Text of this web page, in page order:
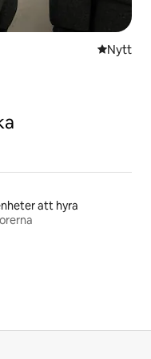
NyttNytt
att hyra